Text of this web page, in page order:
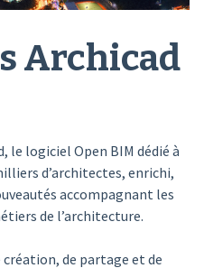
Archicad
le logiciel Open BIM dédié à
d’architectes, enrichi,
accompagnant les
de l’architecture.
de partage et de